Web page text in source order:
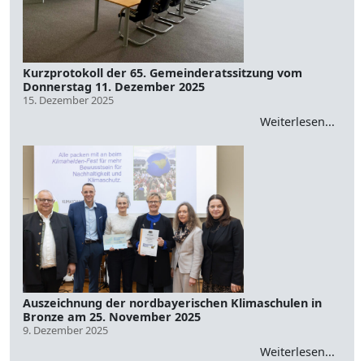
Kurzprotokoll der 65. Gemeinderatssitzung vom
Donnerstag 11. Dezember 2025
15. Dezember 2025
Weiterlesen...
Auszeichnung der nordbayerischen Klimaschulen in
Bronze am 25. November 2025
9. Dezember 2025
Weiterlesen...